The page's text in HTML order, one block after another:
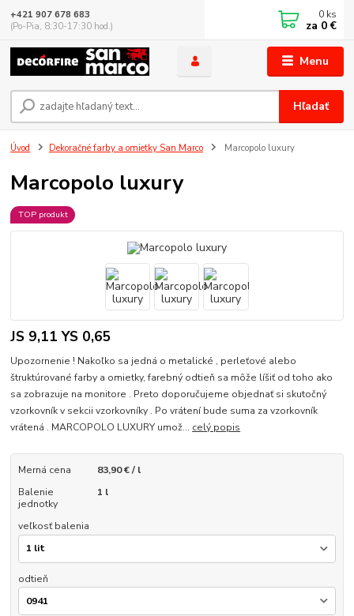
Menu
Hľadať
+421 907 678 683
(Po-Pia, 8:30-17:30 hod.)
0 ks
za 0 €
Úvod Dekoračné farby a omietky San Marco Marcopolo luxury
Marcopolo luxury
TOP produkt
JS 9,11 YS 0,65
Upozornenie ! Nakoľko sa jedná o metalické , perleťové alebo
štruktúrované farby a omietky, farebný odtieň sa môže líšiť od toho ako
sa zobrazuje na monitore . Preto doporučujeme objednať si skutočný
vzorkovník v sekcii vzorkovníky . Po vrátení bude suma za vzorkovník
vrátená . MARCOPOLO LUXURY umož... celý popis
Merná cena
83,90 € / l
Balenie
jednotky
1 l
veľkosť balenia
odtieň